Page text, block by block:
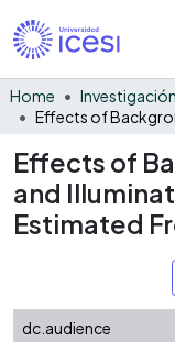
Home Investigación
Effects of
and
Estimated
dc.audience